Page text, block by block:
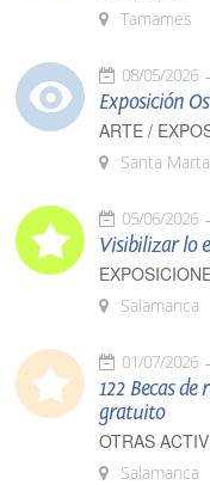
Tamames
08/05/2026
Exposición
ARTE /
Santa
05/06/2026
Visibilizar lo
Salamanca
01/07/2026
122 Becas
gratuito
OTRAS
Salamanca